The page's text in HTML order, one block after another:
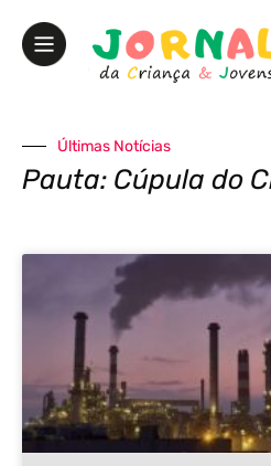
Últimas Notícias
Pauta: Cúpula do